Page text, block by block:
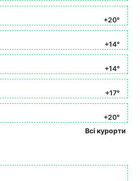
+20°
+14°
+14°
+17°
+20°
Всі курорти